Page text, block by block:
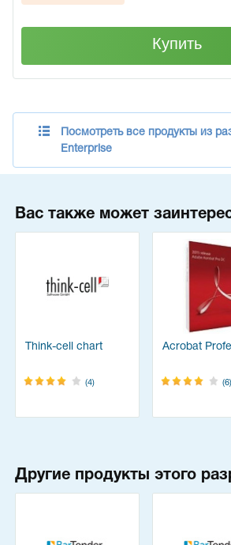
Купить
Посмотреть все продукты из
Enterprise
Вас также может
Think-cell chart
(4)
Acrobat
(6)
Другие продукты этого